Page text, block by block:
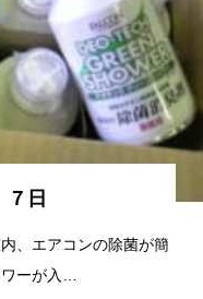
日
、エアコンの除菌が簡
ワーが入…